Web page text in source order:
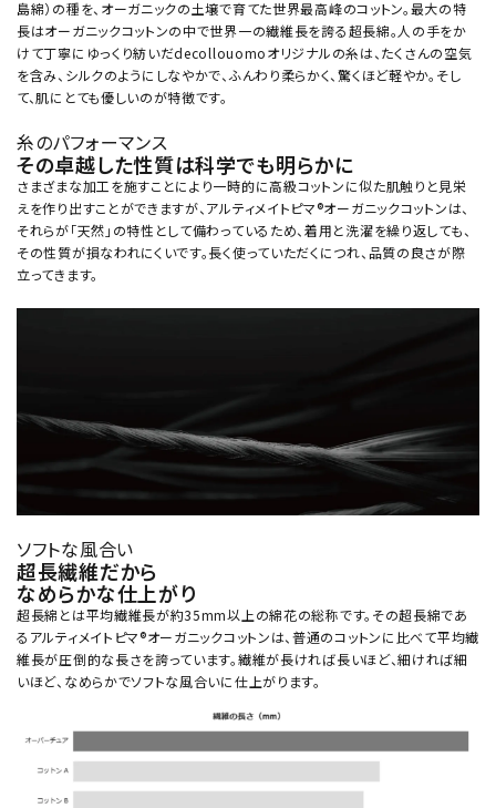
島綿）の種を、オーガニックの土壌で育てた世界最高峰のコットン。最大の特
長はオーガニックコットンの中で世界一の繊維長を誇る超長綿。人の手をか
けて丁寧にゆっくり紡いだdecollouomoオリジナルの糸は、たくさんの空気
を含み、シルクのようにしなやかで、ふんわり柔らかく、驚くほど軽やか。そし
て、肌にとても優しいのが特徴です。
糸のパフォーマンス
その卓越した性質は科学でも明らかに
さまざまな加工を施すことにより一時的に高級コットンに似た肌触りと見栄
えを作り出すことができますが、アルティメイトピマ®オーガニックコットンは、
それらが「天然」の特性として備わっているため、着用と洗濯を繰り返しても、
その性質が損なわれにくいです。長く使っていただくにつれ、品質の良さが際
立ってきます。
ソフトな風合い
超長繊維だから
なめらかな仕上がり
超長綿とは平均繊維長が約35mm以上の綿花の総称です。その超長綿であ
るアルティメイトピマ®オーガニックコットンは、普通のコットンに比べて平均繊
維長が圧倒的な長さを誇っています。繊維が長ければ長いほど、細ければ細
いほど、なめらかでソフトな風合いに仕上がります。